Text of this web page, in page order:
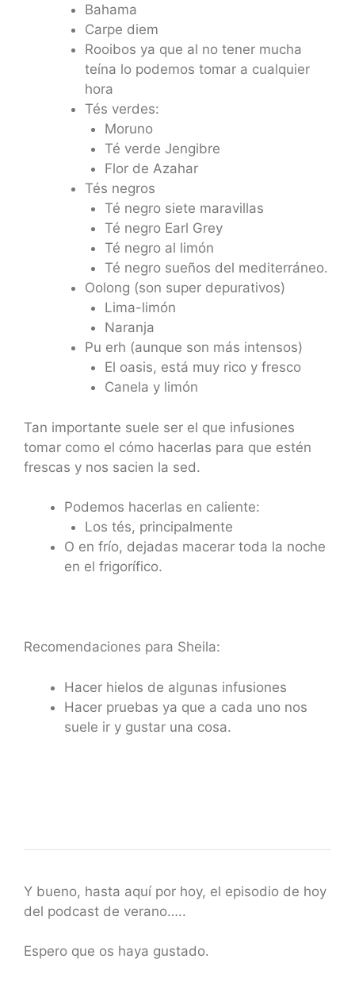
Bahama
Carpe diem
Rooibos ya que al no tener mucha
teína lo podemos tomar a cualquier
hora
Tés verdes:
Moruno
Té verde Jengibre
Flor de Azahar
Tés negros
Té negro siete maravillas
Té negro Earl Grey
Té negro al limón
Té negro sueños del mediterráneo.
Oolong (son super depurativos)
Lima-limón
Naranja
Pu erh (aunque son más intensos)
El oasis, está muy rico y fresco
Canela y limón
Tan importante suele ser el que infusiones
tomar como el cómo hacerlas para que estén
frescas y nos sacien la sed.
Podemos hacerlas en caliente:
Los tés, principalmente
O en frío, dejadas macerar toda la noche
en el frigorífico.
Recomendaciones para Sheila:
Hacer hielos de algunas infusiones
Hacer pruebas ya que a cada uno nos
suele ir y gustar una cosa.
Y bueno, hasta aquí por hoy, el episodio de hoy
del podcast de verano…..
Espero que os haya gustado.